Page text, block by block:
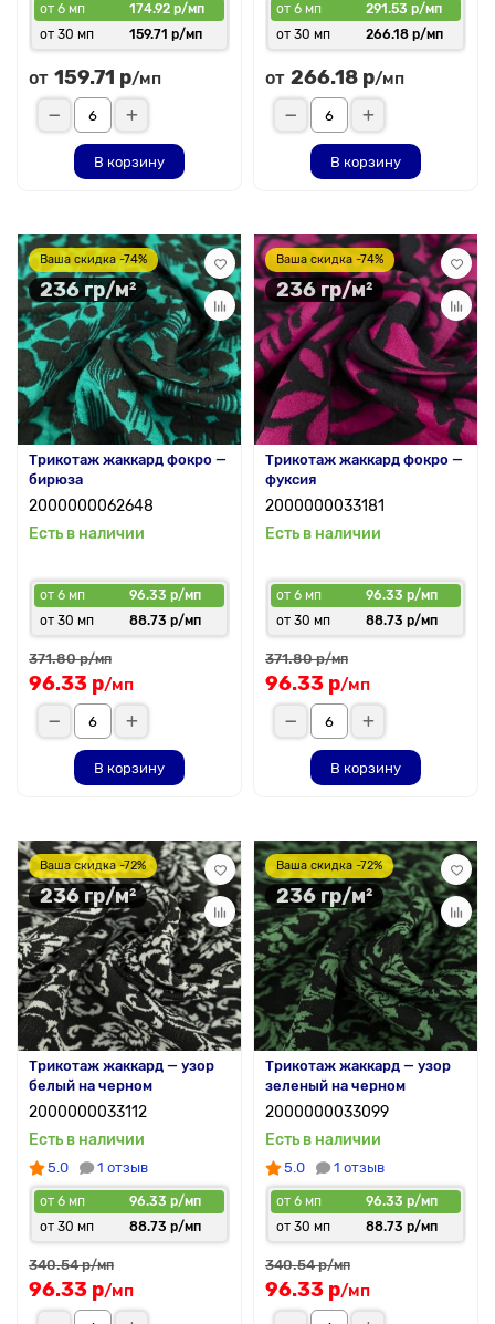
от 6 мп
174.92 р/мп
от 30 мп
159.71 р/мп
от 159.71 р/мп
В корзину
от 6 мп
291.53 р/мп
от 30 мп
266.18 р/мп
от 266.18 р/мп
В корзину
Ваша скидка -74%
236 гр/м²
Трикотаж жаккард фокро —
бирюза
2000000062648
Есть в наличии
от 6 мп
96.33 р/мп
от 30 мп
88.73 р/мп
371.80 р/мп
96.33 р/мп
В корзину
Ваша скидка -74%
236 гр/м²
Трикотаж жаккард фокро —
фуксия
2000000033181
Есть в наличии
от 6 мп
96.33 р/мп
от 30 мп
88.73 р/мп
371.80 р/мп
96.33 р/мп
В корзину
Ваша скидка -72%
236 гр/м²
Трикотаж жаккард — узор
белый на черном
2000000033112
Есть в наличии
5.0 1 отзыв
от 6 мп
96.33 р/мп
от 30 мп
88.73 р/мп
340.54 р/мп
96.33 р/мп
Ваша скидка -72%
236 гр/м²
Трикотаж жаккард — узор
зеленый на черном
2000000033099
Есть в наличии
5.0 1 отзыв
от 6 мп
96.33 р/мп
от 30 мп
88.73 р/мп
340.54 р/мп
96.33 р/мп